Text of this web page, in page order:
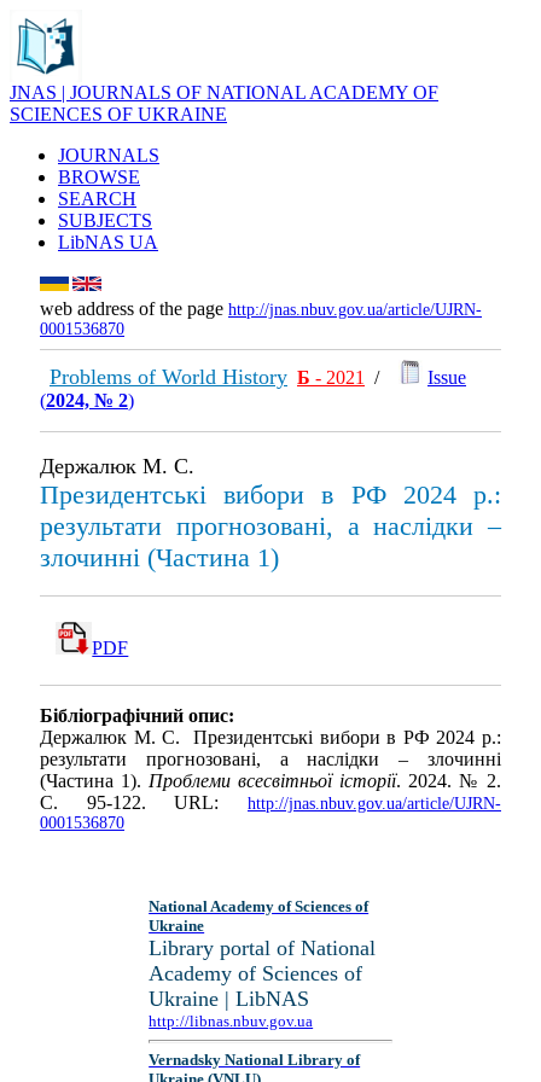
JNAS | JOURNALS OF NATIONAL ACADEMY OF
SCIENCES OF UKRAINE
JOURNALS
BROWSE
SEARCH
SUBJECTS
LibNAS UA
web address of the page http://jnas.nbuv.gov.ua/article/UJRN-
0001536870
Problems of World History Б - 2021 /
Issue
(2024, № 2)
Держалюк М. С.
Президентські вибори в РФ 2024 р.:
результати прогнозовані, а наслідки –
злочинні (Частина 1)
PDF
Бібліографічний опис:
Держалюк М. С. Президентські вибори в РФ 2024 р.:
результати прогнозовані, а наслідки – злочинні
(Частина 1). Проблеми всесвітньої історії. 2024. № 2.
С. 95-122. URL: http://jnas.nbuv.gov.ua/article/UJRN-
0001536870
National Academy of Sciences of
Ukraine
Library portal of National
Academy of Sciences of
Ukraine | LibNAS
http://libnas.nbuv.gov.ua
Vernadsky National Library of